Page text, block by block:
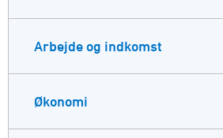
Arbejde og indkomst
Økonomi